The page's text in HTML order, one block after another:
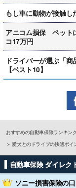
もし車に動物が接触
アニコム損保 ペット
コ17万円
ドライバーが選ぶ「
【ベスト10】
おすすめの自動車保険ランキン
愛犬とのドライブの快適ポイ
自動車保険 ダイレク
ソニー損害保険の